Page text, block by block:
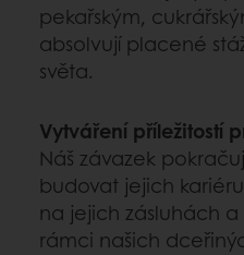
pekařským,
absolvují placené
světa.
Vytváření příležitostí
Náš závazek
budovat jejich
na jejich zásluhách
rámci našich